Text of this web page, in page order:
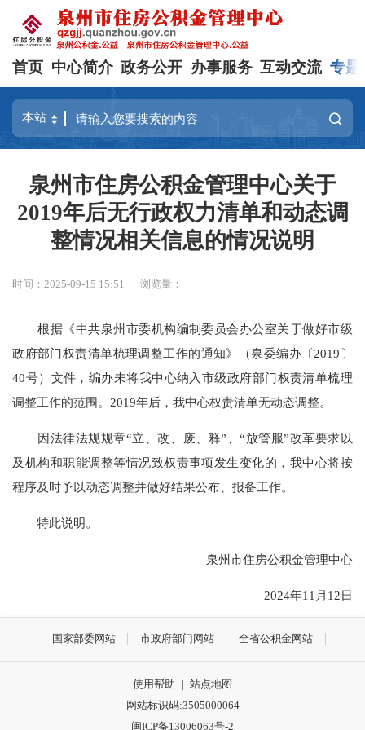
首页 中心简介 政务公开 办事服务 互动交流 专题
泉州市住房公积金管理中心关于
2019年后无行政权力清单和动态调
整情况相关信息的情况说明
时间：2025-09-15 15:51 浏览量：
根据《中共泉州市委机构编制委员会办公室关于做好市级
政府部门权责清单梳理调整工作的通知》（泉委编办〔2019〕
40号）文件，编办未将我中心纳入市级政府部门权责清单梳理
调整工作的范围。2019年后，我中心权责清单无动态调整。
因法律法规规章“立、改、废、释”、“放管服”改革要求以
及机构和职能调整等情况致权责事项发生变化的，我中心将按
程序及时予以动态调整并做好结果公布、报备工作。
特此说明。
泉州市住房公积金管理中心
2024年11月12日
国家部委网站 市政府部门网站 全省公积金网站
使用帮助 | 站点地图
网站标识码:3505000064
闽ICP备13006063号-2